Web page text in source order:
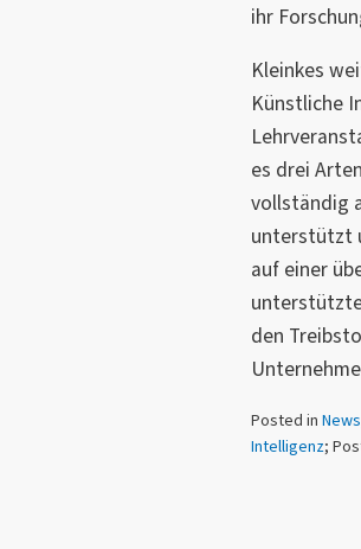
ihr
Kleinkes
Künstliche
es drei
vollständig
unterstützt
auf einer
den
Posted in News
Intelligenz;